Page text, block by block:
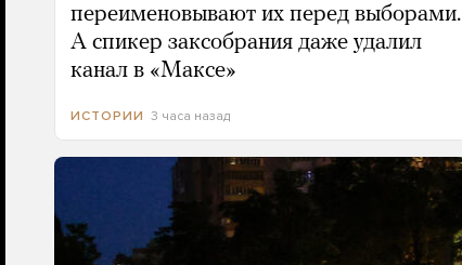
переименовывают их перед выборами.
А спикер заксобрания даже удалил
канал в «Максе»
ИСТОРИИ 3 часа назад